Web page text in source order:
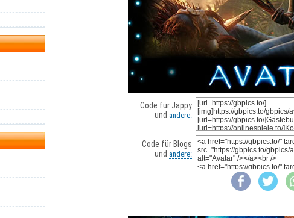
Code für Jappy
und andere:
Code für Blogs
und andere: